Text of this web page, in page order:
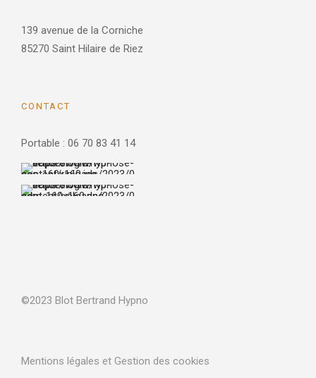
139 avenue de la Corniche
85270 Saint Hilaire de Riez
CONTACT
Portable : 06 70 83 41 14
©2023 Blot Bertrand Hypno
Mentions légales et Gestion des cookies